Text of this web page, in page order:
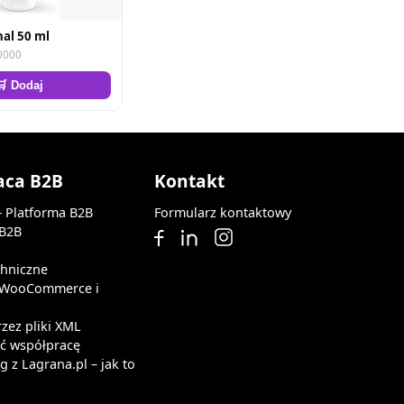
50 ml
Dodaj
B2B
B2B
i
pliki XML
współpracę
z Lagrana.pl – jak to
Kontakt
Formularz kontaktowy